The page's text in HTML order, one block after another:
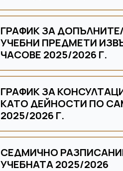
ГРАФИК ЗА
УЧЕБНИ ПРЕДМЕТИ
ЧАСОВЕ 2025/2026 Г.
ГРАФИК ЗА
КАТО ДЕЙНОСТИ ПО
2025/2026 Г.
СЕДМИЧНО
УЧЕБНАТА 2025/2026